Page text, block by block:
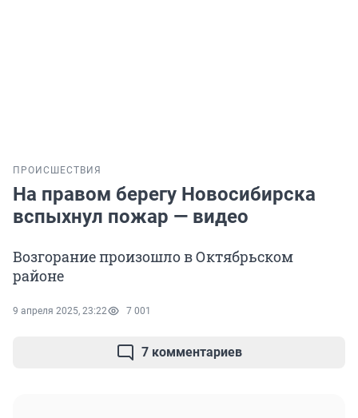
ПРОИСШЕСТВИЯ
На правом берегу Новосибирска
вспыхнул пожар — видео
Возгорание произошло в Октябрьском
районе
9 апреля 2025, 23:22 7 001
7 комментариев